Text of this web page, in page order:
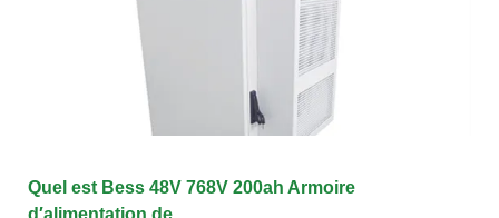
Quel est Bess 48V 768V 200ah Armoire
d′alimentation de